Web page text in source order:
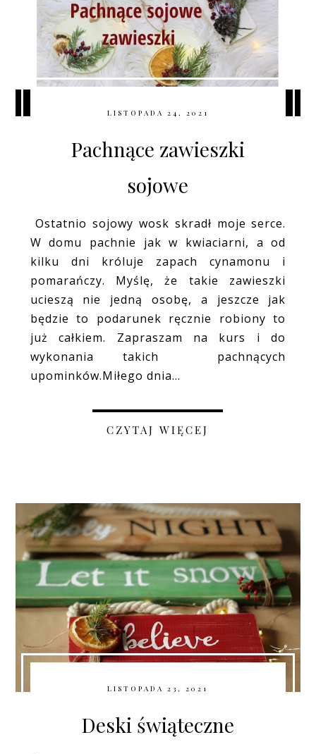
LISTOPADA 24, 2021
Pachnące zawieszki
sojowe
Ostatnio sojowy wosk skradł moje serce.
W domu pachnie jak w kwiaciarni, a od
kilku dni króluje zapach cynamonu i
pomarańczy. Myślę, że takie zawieszki
ucieszą nie jedną osobę, a jeszcze jak
będzie to podarunek ręcznie robiony to
już całkiem. Zapraszam na kurs i do
wykonania takich pachnących
upominków.Miłego dnia...
CZYTAJ WIĘCEJ
LISTOPADA 23, 2021
Deski świąteczne